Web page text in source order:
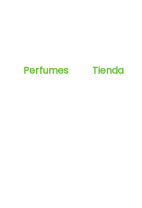
Perfumes Tienda